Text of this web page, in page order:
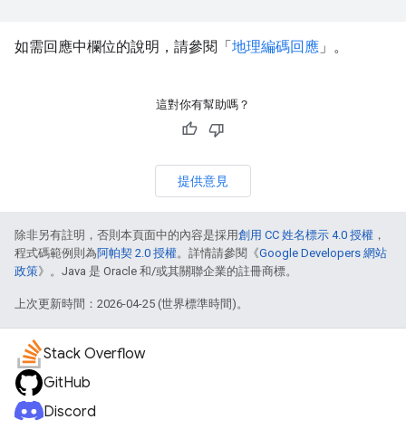
如需回應中欄位的說明，請參閱「地理編碼回應 」。
這對你有幫助嗎？
提供意見
除非另有註明，否則本頁面中的內容是採用創用 CC 姓名標示 4.0 授權 ，
程式碼範例則為阿帕契 2.0 授權。詳情請參閱《Google Developers 網站
政策》。Java 是 Oracle 和/或其關聯企業的註冊商標。
上次更新時間：2026-04-25 (世界標準時間)。
Stack Overflow
GitHub
Discord